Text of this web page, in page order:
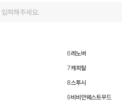
6레노버
7캐피탈
8스투시
9비비안웨스트우드